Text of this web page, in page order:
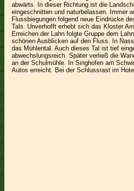
abwärts. In dieser Richtung ist die
eingeschnitten und naturbelassen. Immer
Flussbiegungen folgend neue Eindrücke
Tals. Unverhofft erhebt sich das Kloster
Erreichen der Lahn folgte Gruppe dem
schönen Ausblicken auf den Fluss. In
das Mühlental. Auch dieses Tal ist tief
abwechslungsreich. Später verließ die
an der Schulmühle. In Singhofen am
Autos erreicht. Bei der Schlussrast im